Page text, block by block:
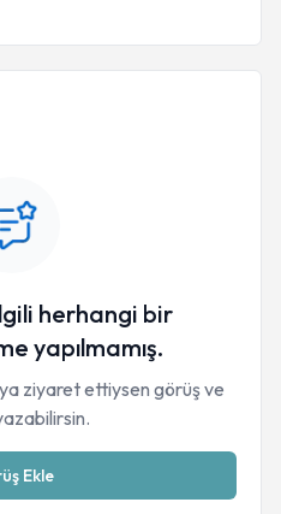
herhangi bir
yapılmamış.
ziyaret ettiysen görüş ve
Ekle